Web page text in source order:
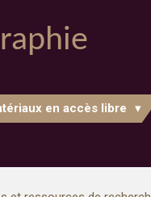
en accès libre